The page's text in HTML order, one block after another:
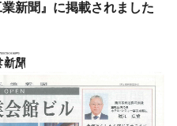
新聞』に掲載されました